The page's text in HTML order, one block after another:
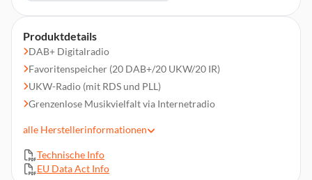
Produktdetails
DAB+ Digitalradio
Favoritenspeicher (20 DAB+/20 UKW/20 IR)
UKW-Radio (mit RDS und PLL)
Grenzenlose Musikvielfalt via Internetradio
USB-Schnittstelle mit Ladefunktion und MP3-Wiedergabe
Steuerung per TechniSat CONNECT-App (iOS, Android)
alle Herstellerinformationen
Technische Info
EU Data Act Info